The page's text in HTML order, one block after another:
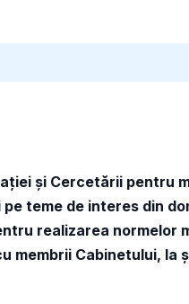
și Cercetării pentru
teme de interes din
realizarea
membrii Cabinetului, la